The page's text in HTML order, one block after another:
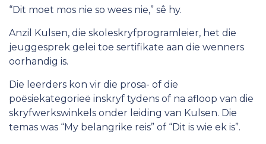
“Dit moet mos nie so wees nie,” sê hy.
Anzil Kulsen, die skoleskryfprogramleier, het die
jeuggesprek gelei toe sertifikate aan die wenners
oorhandig is.
Die leerders kon vir die prosa- of die
poësiekategorieë inskryf tydens of na afloop van die
skryfwerkswinkels onder leiding van Kulsen. Die
temas was “My belangrike reis” of “Dit is wie ek is”.